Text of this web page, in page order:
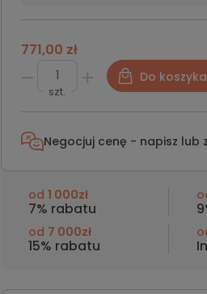
771,00 zł
szt.
Do koszyka
Negocjuj cenę - napisz lub
od 1 000zł
7% rabatu
od 7 000zł
15% rabatu